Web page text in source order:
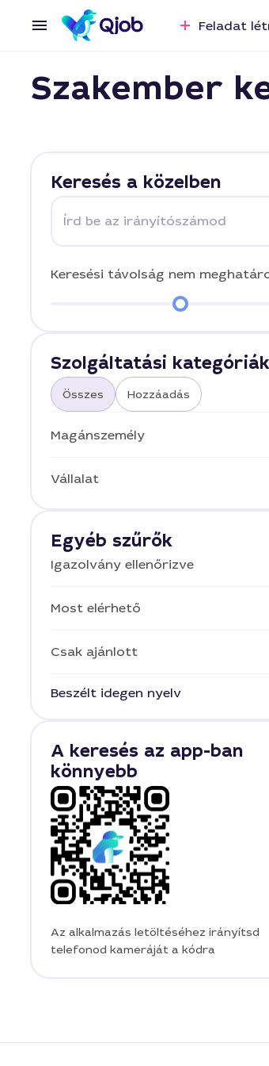
Feladat
Szakember
Keresés a közelben
Írd be az irányítószámod
Keresési távolság nem
Szolgáltatási kategóriák
Összes Hozzáadás
Magánszemély
Vállalat
Egyéb szűrők
Igazolvány ellenőrizve
Most elérhető
Csak ajánlott
Beszélt idegen nyelv
A keresés az app-ban
könnyebb
Az alkalmazás letöltéséhez irányítsd
telefonod kameráját a kódra